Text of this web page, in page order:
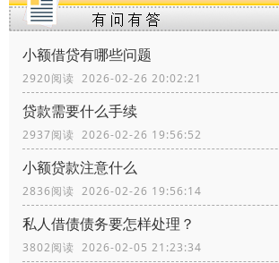
小额借贷有哪些问题
2920阅读 2026-02-26 20:02:21
贷款需要什么手续
2937阅读 2026-02-26 19:56:52
小额贷款注意什么
2836阅读 2026-02-26 19:56:14
私人借债债务要怎样处理？
3802阅读 2026-02-05 21:23:34